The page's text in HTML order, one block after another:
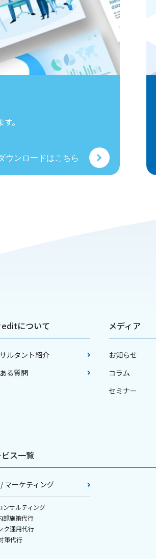
。
ウンロードはこちら
について
ルタント紹介
る質問
メディア
お知らせ
コラム
セミナー
ス一覧
マーケティング
ンサルティング
部施策代行
ク運用代行
策代行